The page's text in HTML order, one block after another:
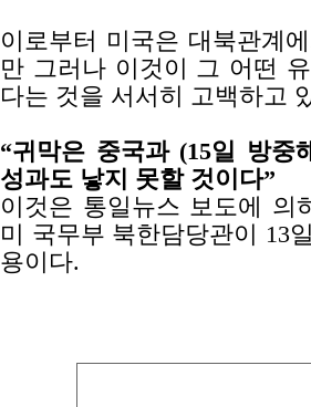
이로부터 미국은 대북관계
만 그러나 이것이 그 어떤
다는 것을 서서히 고백하고
“귀막은 중국과 (15일 방중
성과도 낳지 못할 것이다”
이것은 통일뉴스 보도에
미 국무부 북한담당관이 13
용이다.